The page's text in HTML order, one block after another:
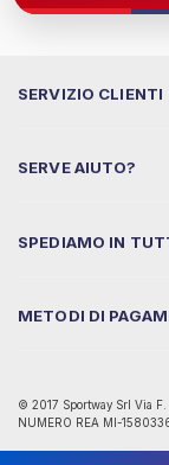
SERVIZIO CLIENTI
SERVE AIUTO?
SPEDIAMO IN
METODI DI
© 2017 Sportway Srl Via
NUMERO REA MI-